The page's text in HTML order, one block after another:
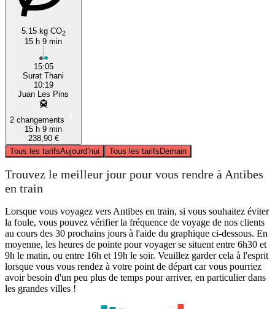
5.15 kg CO2
15 h 9 min
15:05
Surat Thani
10:19
Juan Les Pins
2 changements
15 h 9 min
238,90 €
Tous les tarifsAujourd’hui Tous les tarifsDemain
Trouvez le meilleur jour pour vous rendre à Antibes
en train
Lorsque vous voyagez vers Antibes en train, si vous souhaitez éviter
la foule, vous pouvez vérifier la fréquence de voyage de nos clients
au cours des 30 prochains jours à l'aide du graphique ci-dessous. En
moyenne, les heures de pointe pour voyager se situent entre 6h30 et
9h le matin, ou entre 16h et 19h le soir. Veuillez garder cela à l'esprit
lorsque vous vous rendez à votre point de départ car vous pourriez
avoir besoin d'un peu plus de temps pour arriver, en particulier dans
les grandes villes !